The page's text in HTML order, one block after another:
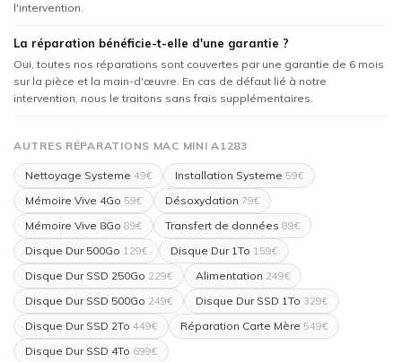
l'intervention.
La réparation bénéficie-t-elle d'une garantie ?
Oui, toutes nos réparations sont couvertes par une garantie de 6 mois
sur la pièce et la main-d'œuvre. En cas de défaut lié à notre
intervention, nous le traitons sans frais supplémentaires.
AUTRES RÉPARATIONS MAC MINI A1283
Nettoyage Systeme 49€ Installation Systeme 59€
Mémoire Vive 4Go 59€ Désoxydation 79€
Mémoire Vive 8Go 89€ Transfert de données 89€
Disque Dur 500Go 129€ Disque Dur 1To 159€
Disque Dur SSD 250Go 229€ Alimentation 249€
Disque Dur SSD 500Go 249€ Disque Dur SSD 1To 329€
Disque Dur SSD 2To 449€ Réparation Carte Mère 549€
Disque Dur SSD 4To 699€